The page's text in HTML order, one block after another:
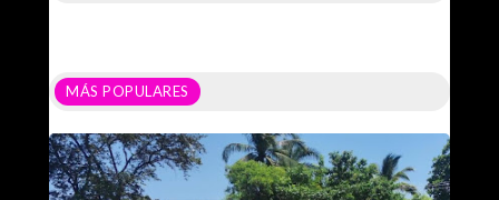
MÁS POPULARES